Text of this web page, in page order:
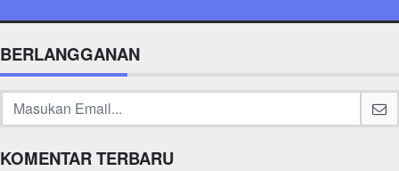
BERLANGGANAN
KOMENTAR TERBARU